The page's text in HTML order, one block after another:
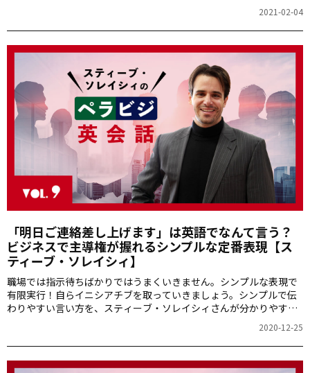
2021-02-04
「明日ご連絡差し上げます」は英語でなんて言う？
ビジネスで主導権が握れるシンプルな定番表現【ス
ティーブ・ソレイシィ】
職場では指示待ちばかりではうまくいきません。シンプルな表現で
有限実行！自らイニシアチブを取っていきましょう。シンプルで伝
わりやすい言い方を、スティーブ・ソレイシィさんが分かりやすく
2020-12-25